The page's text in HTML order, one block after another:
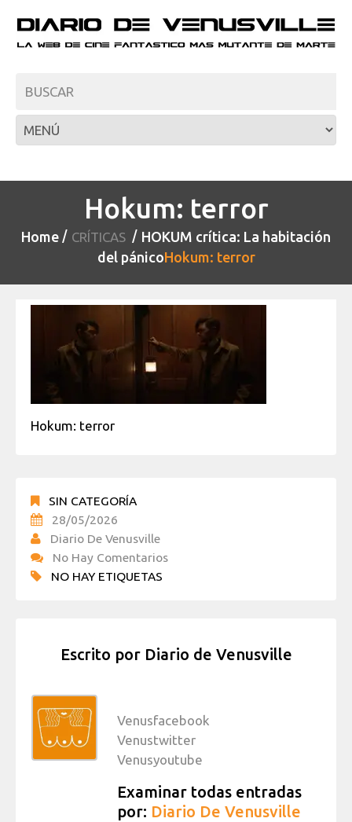
Hokum: terror
Home CRÍTICAS
HOKUM crítica: La habitación
del pánicoHokum: terror
Hokum: terror
SIN CATEGORÍA
28/05/2026
Diario De Venusville
No Hay Comentarios
NO HAY ETIQUETAS
Escrito por Diario de Venusville
Venusfacebook
Venustwitter
Venusyoutube
Examinar todas entradas
por: Diario De Venusville